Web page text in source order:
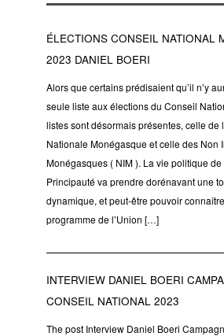
ÉLECTIONS CONSEIL NATIONAL
2023 DANIEL BOERI
Alors que certains prédisaient qu’il n’y
seule liste aux élections du Conseil
listes sont désormais présentes, celle de
Nationale Monégasque et celle des Non
Monégasques ( NIM ). La vie politique de
Principauté va prendre dorénavant une
dynamique, et peut-être pouvoir
programme de l’Union […]
INTERVIEW DANIEL BOERI
CONSEIL NATIONAL 2023
The post Interview Daniel Boeri